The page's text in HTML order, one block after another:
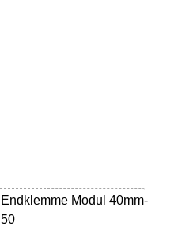
Endklemme Modul 40mm-
50